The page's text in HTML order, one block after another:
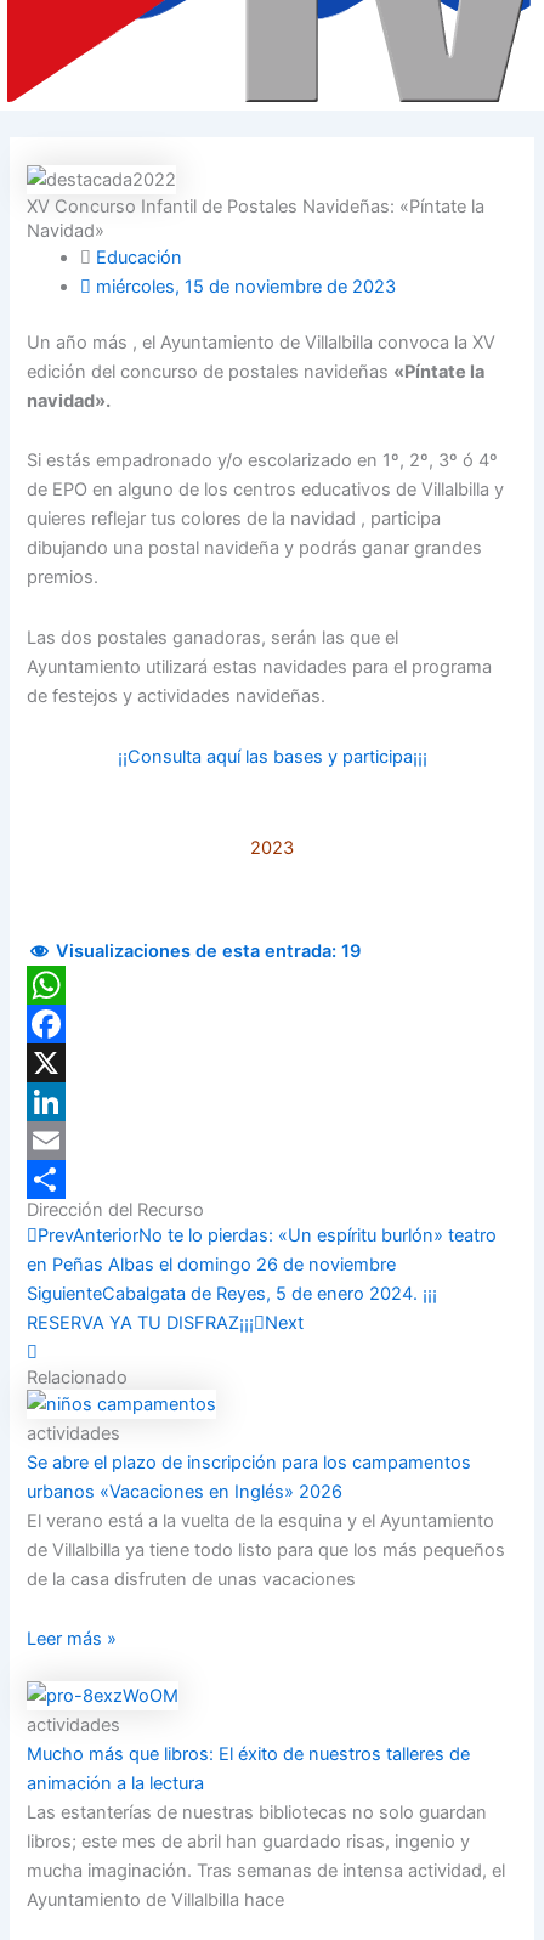
XV Concurso Infantil de Postales Navideñas: «Píntate la
Navidad»
Educación
miércoles, 15 de noviembre de 2023
Un año más , el Ayuntamiento de Villalbilla convoca la XV
edición del concurso de postales navideñas «Píntate la
navidad».
Si estás empadronado y/o escolarizado en 1º, 2º, 3º ó 4º
de EPO en alguno de los centros educativos de Villalbilla y
quieres reflejar tus colores de la navidad , participa
dibujando una postal navideña y podrás ganar grandes
premios.
Las dos postales ganadoras, serán las que el
Ayuntamiento utilizará estas navidades para el programa
de festejos y actividades navideñas.
¡¡Consulta aquí las bases y participa¡¡¡
2023
Visualizaciones de esta entrada: 19
WhatsApp
Facebook
X
LinkedIn
Email
Compartir
Dirección del Recurso
PrevAnteriorNo te lo pierdas: «Un espíritu burlón» teatro
en Peñas Albas el domingo 26 de noviembre
SiguienteCabalgata de Reyes, 5 de enero 2024. ¡¡¡
RESERVA YA TU DISFRAZ¡¡¡
Next
Relacionado
actividades
Se abre el plazo de inscripción para los campamentos
urbanos «Vacaciones en Inglés» 2026
El verano está a la vuelta de la esquina y el Ayuntamiento
de Villalbilla ya tiene todo listo para que los más pequeños
de la casa disfruten de unas vacaciones
Leer más »
actividades
Mucho más que libros: El éxito de nuestros talleres de
animación a la lectura
Las estanterías de nuestras bibliotecas no solo guardan
libros; este mes de abril han guardado risas, ingenio y
mucha imaginación. Tras semanas de intensa actividad, el
Ayuntamiento de Villalbilla hace